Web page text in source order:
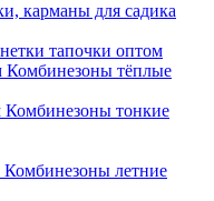
карманы для садика
тапочки оптом
Комбинезоны тёплые
Комбинезоны тонкие
Комбинезоны летние